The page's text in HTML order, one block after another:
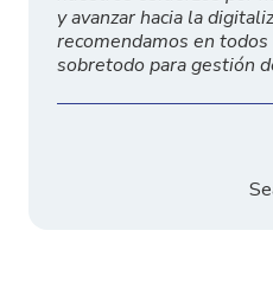
y avanzar hacia la
recomendamos en
sobretodo para gestión